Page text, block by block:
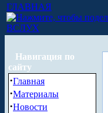
ГЛАВНАЯ
ВСЛУХ
Навигация по
сайту
·Главная
·Материалы
·Новости